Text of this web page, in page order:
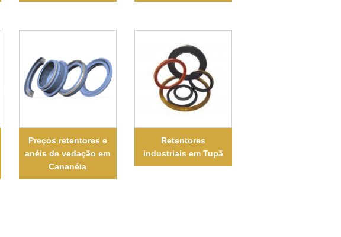
Preços retentores e
anéis de vedação em
Cananéia
Retentores
industriais em Tupã